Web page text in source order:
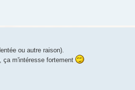
ou autre raison).
ça m'intéresse fortement